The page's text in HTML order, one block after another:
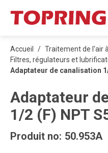
PASSER AU CONTENU
Accueil / Traitement de l'air
Filtres, régulateurs et
Adaptateur de canalisation
Adaptateur
1/2 (F) NPT
Produit no: 50.953A